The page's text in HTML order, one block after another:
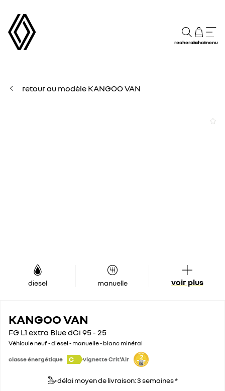
rechercheachatmenu
retour au modèle KANGOO VAN
diesel manuelle voir plus
KANGOO VAN
FG L1 extra Blue dCi 95 - 25
Véhicule neuf - diesel - manuelle - blanc minéral
classe énergétique C vignette Crit'Air
délai moyen de livraison: 3 semaines *